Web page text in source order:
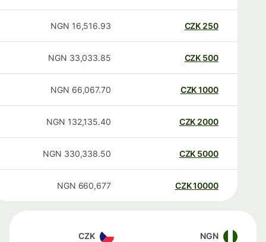
250
CZK
16,516.93
NGN
500
CZK
33,033.85
NGN
1000
CZK
66,067.70
NGN
2000
CZK
132,135.40
NGN
5000
CZK
330,338.50
NGN
10000
CZK
660,677
NGN
NGN
CZK